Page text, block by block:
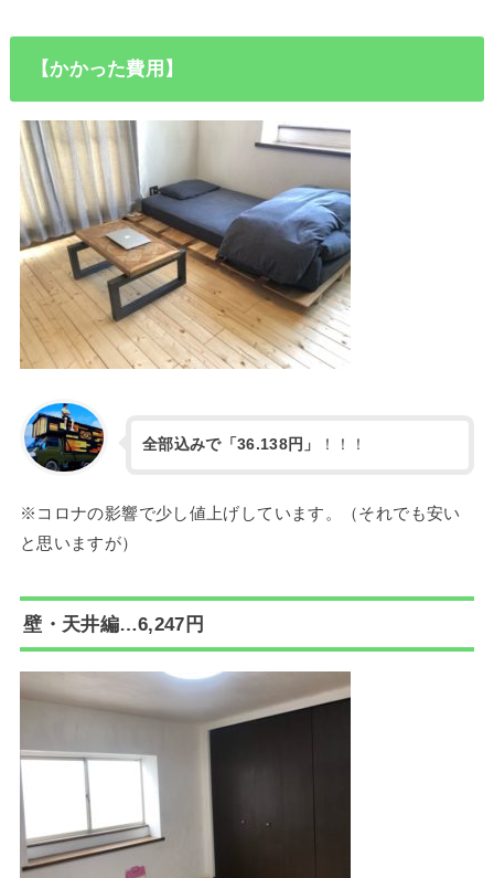
【かかった費用】
全部込みで「36.138円」 ！！！
※コロナの影響で少し値上げしています。（それでも安い
と思いますが）
壁・天井編…6,247円